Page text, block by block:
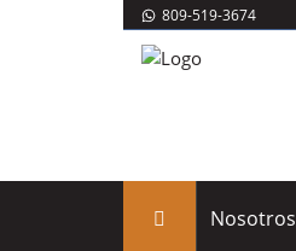
809-519-3674
Nosotros